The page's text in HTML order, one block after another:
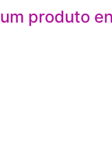
produto